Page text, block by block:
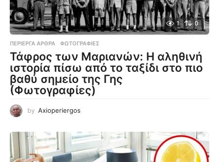
1 0
ΠΕΡΊΕΡΓΑ ΆΡΘΡΑ ,ΦΩΤΟΓΡΑΦΊΕΣ
Τάφρος των Μαριανών: Η αληθινή
ιστορία πίσω από το ταξίδι στο πιο
βαθύ σημείο της Γης
(Φωτογραφίες)
by Axioperiergos